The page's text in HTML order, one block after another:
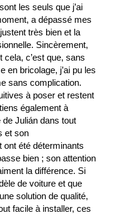
les seuls que j’ai
a dépassé mes
très bien et la
Sincèrement,
cela, c’est que, sans
en bricolage, j’ai pu les
sans complication.
à poser et restent
également à
de Julián dans tout
et son
ont été déterminants
bien ; son attention
la différence. Si
de voiture et que
solution de qualité,
facile à installer, ces